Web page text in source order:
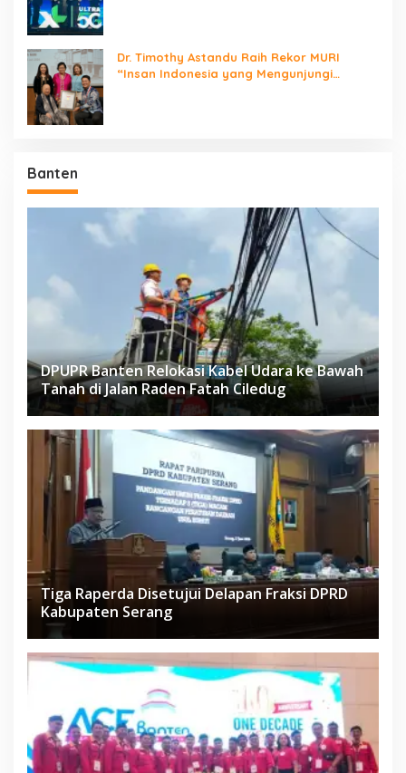
Dr. Timothy Astandu Raih Rekor MURI
“Insan Indonesia yang Mengunjungi
Banten
DPUPR Banten Relokasi Kabel Udara ke Bawah
Tanah di Jalan Raden Fatah Ciledug
Tiga Raperda Disetujui Delapan Fraksi DPRD
Kabupaten Serang